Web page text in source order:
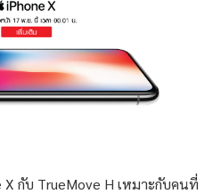
X กับ TrueMove H เหมาะกับคนที่